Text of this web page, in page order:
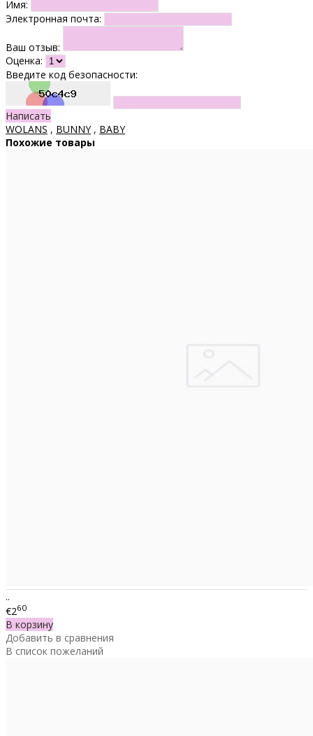
Имя:
Электронная почта:
Ваш отзыв:
Оценка:
Введите код безопасности:
Написать
WOLANS , BUNNY, BABY
Похожие товары
..
€260
В корзину
Добавить в сравнения
В список пожеланий